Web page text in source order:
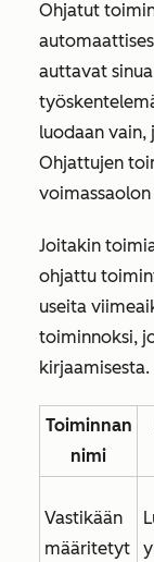
Ohjatut
auttavat
luodaan vain,
Ohjattujen
Joitakin
ohjattu
useita
toiminnoksi,
kirjaamisesta.
Toiminnan
nimi
Vastikään
määritetyt